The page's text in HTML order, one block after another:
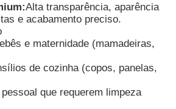
por injeção LSR
Alta transparência, aparência
e acabamento preciso.
e maternidade (mamadeiras,
de cozinha (copos, panelas,
que requerem limpeza